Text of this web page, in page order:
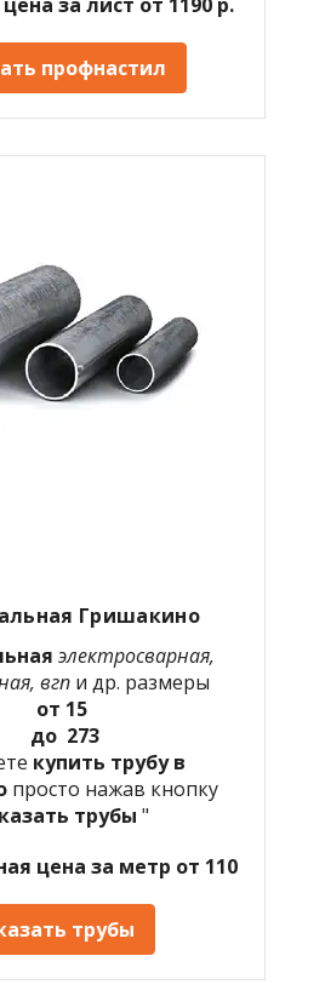
профнастил
Гришакино
электросварная,
вгп и др. размеры
от 15
до 273
купить трубу в
просто нажав кнопку
трубы "
цена за метр от 110
трубы